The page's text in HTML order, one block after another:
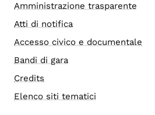
Amministrazione trasparente
Atti di notifica
Accesso civico e documentale
Bandi di gara
Credits
Elenco siti tematici